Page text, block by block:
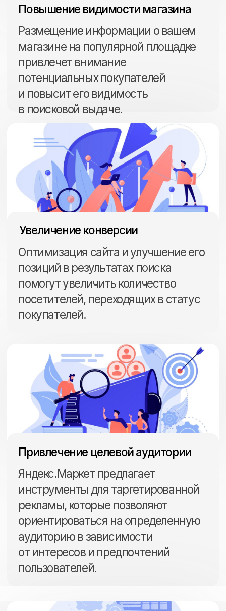
Яндекс.Маркет предлагает
инструменты для таргетированной
рекламы, которые позволяют
ориентироваться на определенную
аудиторию в зависимости
от интересов и предпочтений
пользователей.
Привлечение целевой аудитории
покупателей.
Расширение географии продаж
Благодаря широкой аудитории
Яндекс. Маркета, ваш интернет-
Специалисты Оптима Промо
по продвижению вашего магазина
на площадке, освобождая вас
заниматься этим вопросом.